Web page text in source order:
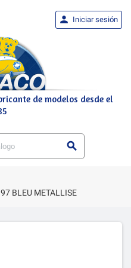
de modelos desde el

 Iniciar sesión
BLEU METALLISE